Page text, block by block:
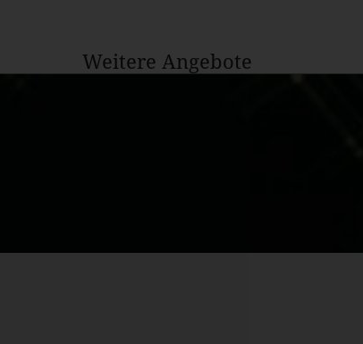
Weitere Angebote